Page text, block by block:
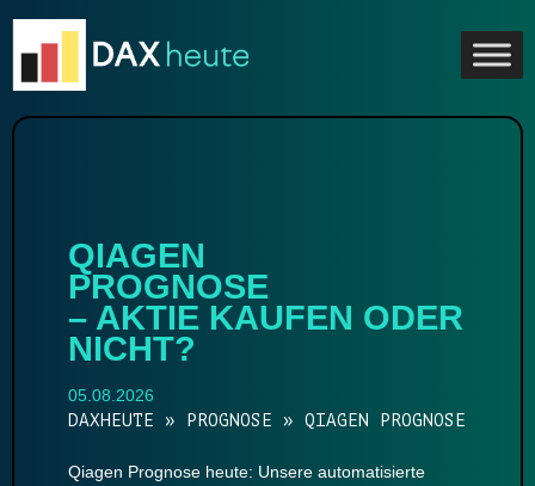
content
QIAGEN
PROGNOSE
– AKTIE KAUFEN ODER
NICHT?
05.08.2026
DAXHEUTE » PROGNOSE » QIAGEN PROGNOSE
Qiagen Prognose heute: Unsere automatisierte